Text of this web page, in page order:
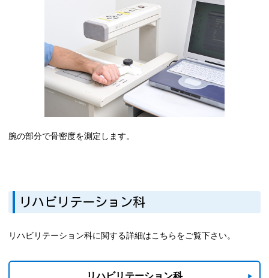
腕の部分で骨密度を測定します。
リハビリテーション科
リハビリテーション科に関する詳細はこちらをご覧下さい。